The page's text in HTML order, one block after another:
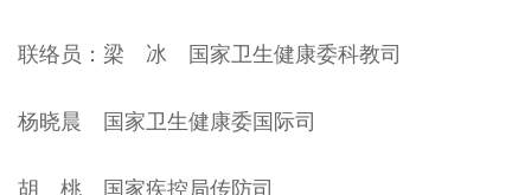
联络员：梁 冰 国家卫生健康委科教司
杨晓晨 国家卫生健康委国际司
胡 桃 国家疾控局传防司